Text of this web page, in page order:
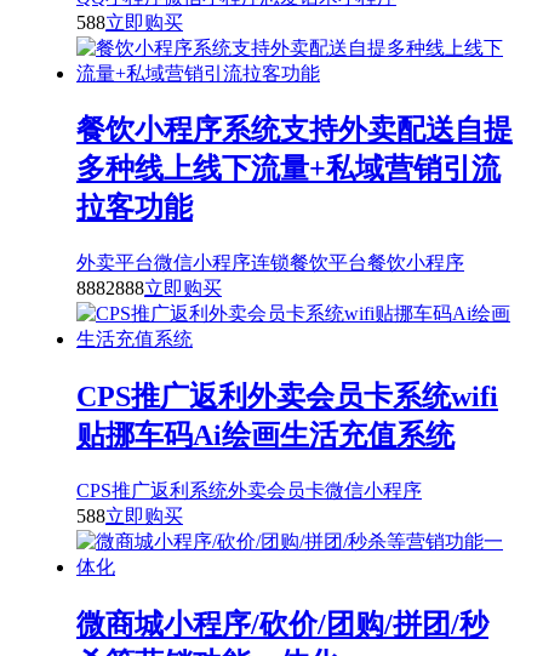
588立即购买
餐饮小程序系统支持外卖配送自提
多种线上线下流量+私域营销引流
拉客功能
外卖平台微信小程序连锁餐饮平台餐饮小程序
8882888立即购买
CPS推广返利外卖会员卡系统wifi
贴挪车码Ai绘画生活充值系统
CPS推广返利系统外卖会员卡微信小程序
588立即购买
微商城小程序/砍价/团购/拼团/秒